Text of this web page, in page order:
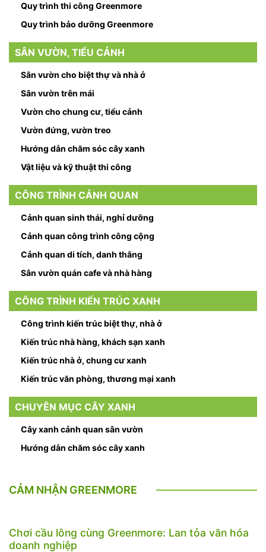
Quy trình thi công Greenmore
Quy trình bảo dưỡng Greenmore
SÂN VƯỜN, TIỂU CẢNH
Sân vườn cho biệt thự và nhà ở
Sân vườn trên mái
Vườn cho chung cư, tiểu cảnh
Vườn đứng, vườn treo
Hướng dẫn chăm sóc cây xanh
Vật liệu và kỹ thuật thi công
CÔNG TRÌNH CẢNH QUAN
Cảnh quan sinh thái, nghỉ dưỡng
Cảnh quan công trình công cộng
Cảnh quan di tích, danh thắng
Sân vườn quán cafe và nhà hàng
CÔNG TRÌNH KIẾN TRÚC XANH
Công trình kiến trúc biệt thự, nhà ở
Kiến trúc nhà hàng, khách sạn xanh
Kiến trúc nhà ở, chung cư xanh
Kiến trúc văn phòng, thương mại xanh
CHUYÊN MỤC CÂY XANH
Cây xanh cảnh quan sân vườn
Hướng dẫn chăm sóc cây xanh
CẢM NHẬN GREENMORE
Chơi cầu lông cùng Greenmore: Lan tỏa văn hóa
doanh nghiệp